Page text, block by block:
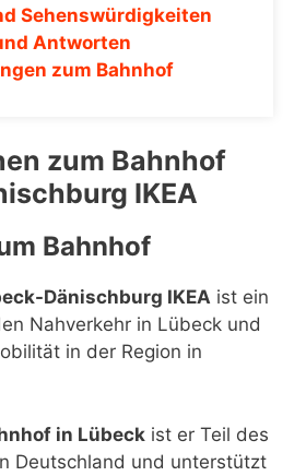
Sehenswürdigkeiten
Antworten
zum Bahnhof
zum Bahnhof
IKEA
Bahnhof
Dänischburg IKEA ist ein
Nahverkehr in Lübeck und
in der Region in
in Lübeck ist er Teil des
Deutschland und unterstützt